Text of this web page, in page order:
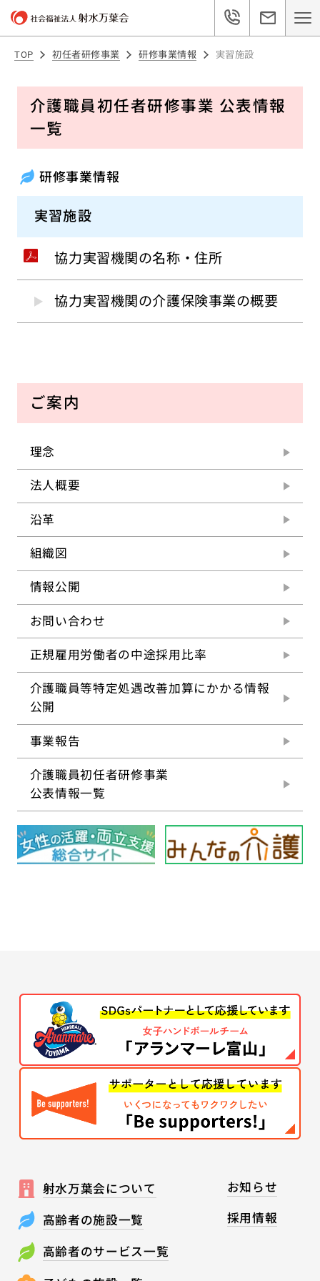
TOP 初任者研修事業 研修事業情報 実習施設
介護職員初任者研修事業 公表情報
一覧
研修事業情報
実習施設
協力実習機関の名称・住所
協力実習機関の介護保険事業の概要
ご案内
理念
法人概要
沿革
組織図
情報公開
お問い合わせ
正規雇用労働者の中途採用比率
介護職員等特定処遇改善加算にかかる情報
公開
事業報告
介護職員初任者研修事業
公表情報一覧
射水万葉会について
高齢者の施設一覧
高齢者のサービス一覧
お知らせ
採用情報